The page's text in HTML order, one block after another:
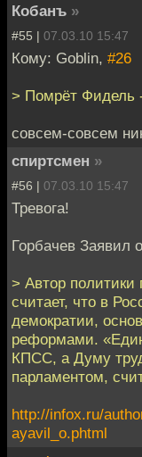
Кобанъ »
#55 | 07.03.10 15:47
Кому: Goblin, #26
> Помрёт Фидель
совсем-совсем
спиртсмен »
#56 | 07.03.10 15:47
Тревога!
Горбачев Заявил
> Автор политики
считает, что в
демократии,
реформами.
КПСС, а Думу
парламентом,
http://infox.ru/
ayavil_o.phtml